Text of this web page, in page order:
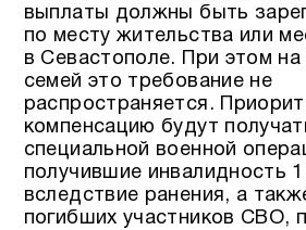
выплаты должны быть
по месту жительства или
в Севастополе. При этом на
семей это требование не
распространяется.
компенсацию будут
специальной военной
получившие инвалидность
вследствие ранения, а
погибших участников СВО,